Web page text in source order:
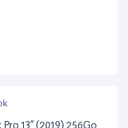
13” (2019) 256Go